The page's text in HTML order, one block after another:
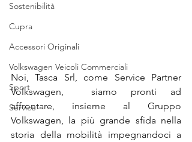
Sostenibilità
Cupra
Accessori Originali
Volkswagen Veicoli Commerciali
Sport
Service
Noi, Tasca Srl, come Service Partner
Volkswagen,  siamo pronti ad
affrontare, insieme al Gruppo
Volkswagen, la più grande sfida nella
storia della mobilità impegnandoci a